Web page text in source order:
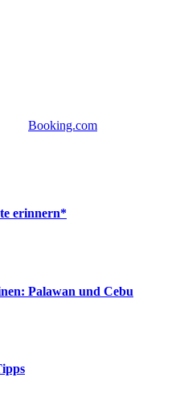
Booking.com
erinnern*
Palawan und Cebu